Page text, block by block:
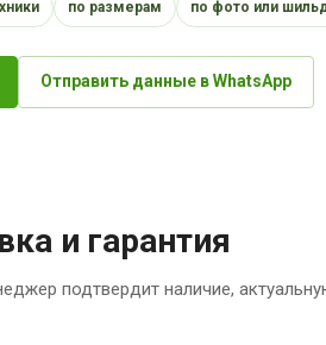
по размерам по фото или
Отправить данные в WhatsApp
и гарантия
подтвердит наличие,